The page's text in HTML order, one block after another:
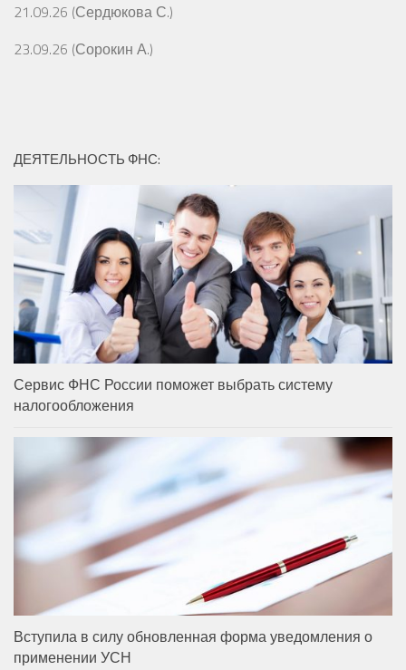
21.09.26 (Сердюкова С.)
23.09.26 (Сорокин А.)
ДЕЯТЕЛЬНОСТЬ ФНС:
Сервис ФНС России поможет выбрать систему
налогообложения
Вступила в силу обновленная форма уведомления о
применении УСН